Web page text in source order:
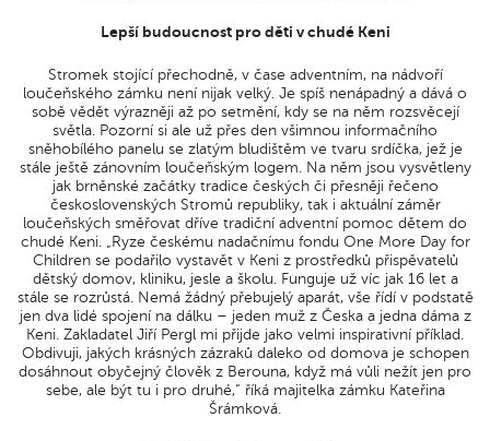
Lepší budoucnost pro děti v chudé Keni
Stromek stojící přechodně, v čase adventním, na nádvoří
loučeňského zámku není nijak velký. Je spíš nenápadný a dává o
sobě vědět výrazněji až po setmění, kdy se na něm rozsvěcejí
světla. Pozorní si ale už přes den všimnou informačního
sněhobílého panelu se zlatým bludištěm ve tvaru srdíčka, jež je
stále ještě zánovním loučeňským logem. Na něm jsou vysvětleny
jak brněnské začátky tradice českých či přesněji řečeno
československých Stromů republiky, tak i aktuální záměr
loučeňských směřovat dříve tradiční adventní pomoc dětem do
chudé Keni. „Ryze českému nadačnímu fondu One More Day for
Children se podařilo vystavět v Keni z prostředků přispěvatelů
dětský domov, kliniku, jesle a školu. Funguje už víc jak 16 let a
stále se rozrůstá. Nemá žádný přebujelý aparát, vše řídí v podstatě
jen dva lidé spojení na dálku – jeden muž z Česka a jedna dáma z
Keni. Zakladatel Jiří Pergl mi přijde jako velmi inspirativní příklad.
Obdivuji, jakých krásných zázraků daleko od domova je schopen
dosáhnout obyčejný člověk z Berouna, když má vůli nežít jen pro
sebe, ale být tu i pro druhé,“ říká majitelka zámku Kateřina
Šrámková.